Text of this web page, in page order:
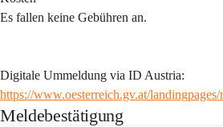
Es fallen keine Gebühren an.
Digitale Ummeldung via ID Austria:
https://www.oesterreich.gv.at/
Meldebestätigung